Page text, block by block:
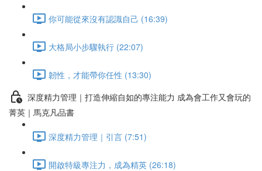
你可能從來沒有認識自己 (16:39)
大格局小步驟執行 (22:07)
韌性，才能帶你任性 (13:30)
深度精力管理｜打造伸縮自如的專注能力 成為會工作又會玩的
菁英｜馬克凡品書
深度精力管理｜引言 (7:51)
開啟特級專注力，成為精英 (26:18)